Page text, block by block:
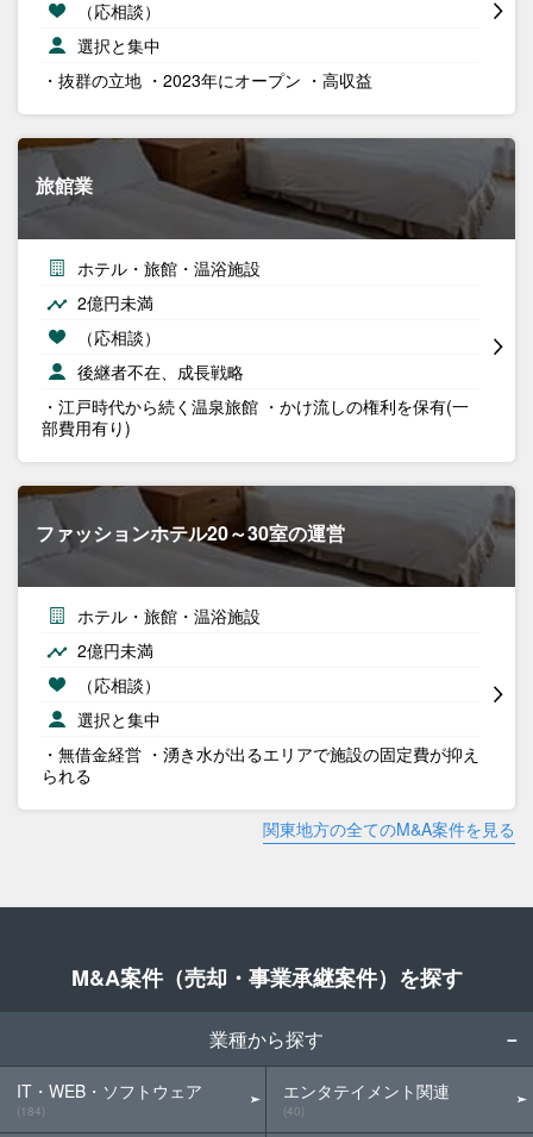
（応相談）
選択と集中
・抜群の立地 ・2023年にオープン ・高収益
旅館業
ホテル・旅館・温浴施設
2億円未満
（応相談）
後継者不在、成長戦略
・江戸時代から続く温泉旅館 ・かけ流しの権利を保有(一
部費用有り)
ファッションホテル20～30室の運営
ホテル・旅館・温浴施設
2億円未満
（応相談）
選択と集中
・無借金経営 ・湧き水が出るエリアで施設の固定費が抑え
られる
関東地方の全てのM&A案件を見る
M&A案件（売却・事業承継案件）を探す
業種から探す
IT・WEB・ソフトウェア
(184)
エンタテイメント関連
(40)